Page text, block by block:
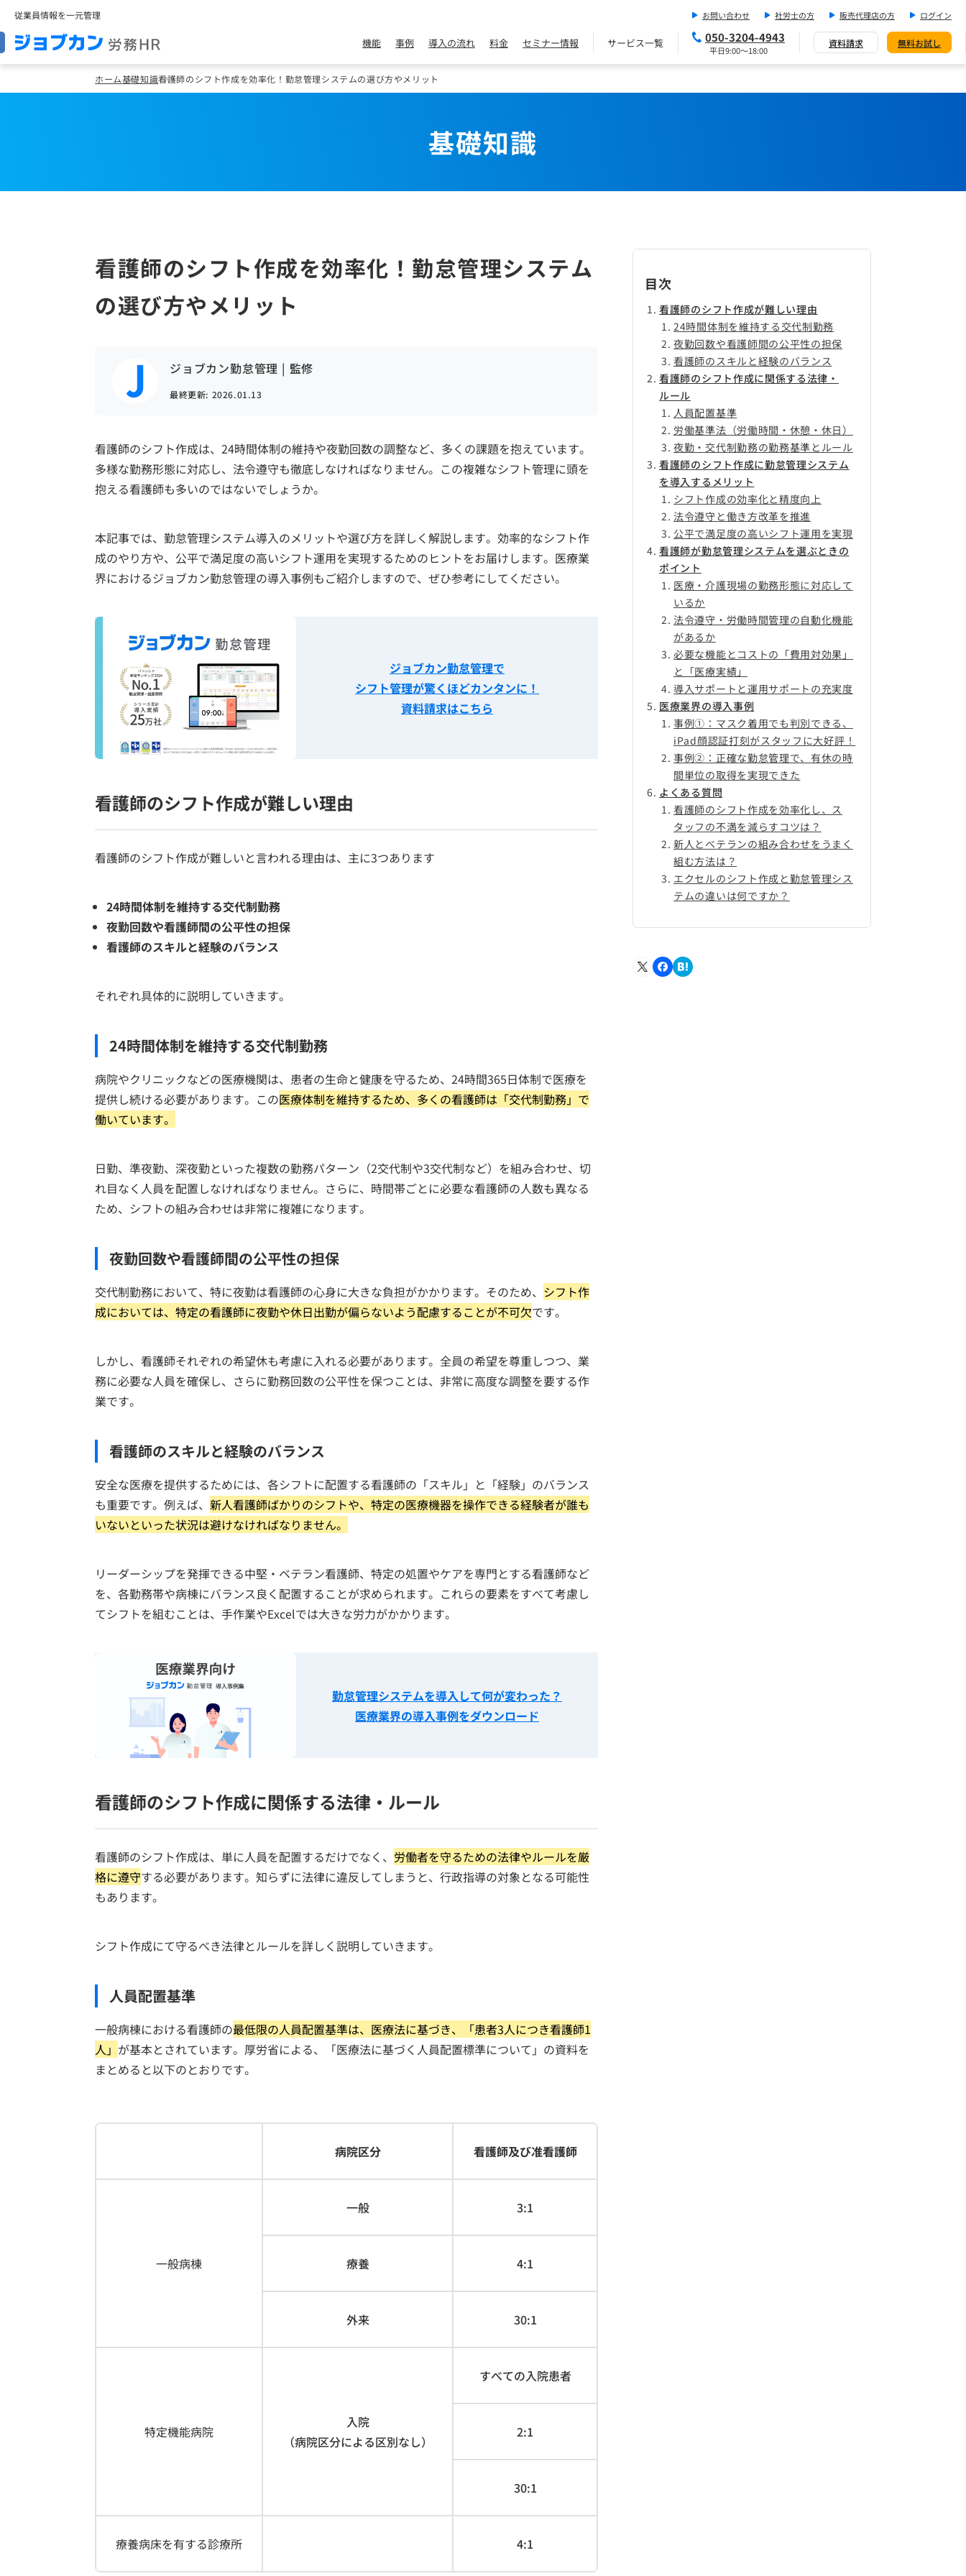
従業員情報を一元管理 お問い合わせ 社労士の方 販売代理店の方 ログイン
機能 事例 導入の流れ 料金 セミナー情報 サービス一覧 050-3204-4943
平日9:00～18:00
資料請求 無料お試し
ホーム基礎知識看護師のシフト作成を効率化！勤怠管理システムの選び方やメリット
基礎知識
看護師のシフト作成を効率化！勤怠管理システム
の選び方やメリット
ジョブカン勤怠管理 | 監修
最終更新: 2026.01.13
看護師のシフト作成は、24時間体制の維持や夜勤回数の調整など、多くの課題を抱えています。
多様な勤務形態に対応し、法令遵守も徹底しなければなりません。この複雑なシフト管理に頭を
抱える看護師も多いのではないでしょうか。
本記事では、勤怠管理システム導入のメリットや選び方を詳しく解説します。効率的なシフト作
成のやり方や、公平で満足度の高いシフト運用を実現するためのヒントをお届けします。医療業
界におけるジョブカン勤怠管理の導入事例もご紹介しますので、ぜひ参考にしてください。
ジョブカン勤怠管理で
シフト管理が驚くほどカンタンに！
資料請求はこちら
看護師のシフト作成が難しい理由
看護師のシフト作成が難しいと言われる理由は、主に3つあります
24時間体制を維持する交代制勤務
夜勤回数や看護師間の公平性の担保
看護師のスキルと経験のバランス
それぞれ具体的に説明していきます。
24時間体制を維持する交代制勤務
病院やクリニックなどの医療機関は、患者の生命と健康を守るため、24時間365日体制で医療を
提供し続ける必要があります。この医療体制を維持するため、多くの看護師は「交代制勤務」で
働いています。
日勤、準夜勤、深夜勤といった複数の勤務パターン（2交代制や3交代制など）を組み合わせ、切
れ目なく人員を配置しなければなりません。さらに、時間帯ごとに必要な看護師の人数も異なる
ため、シフトの組み合わせは非常に複雑になります。
夜勤回数や看護師間の公平性の担保
交代制勤務において、特に夜勤は看護師の心身に大きな負担がかかります。そのため、 シフト作
成においては、特定の看護師に夜勤や休日出勤が偏らないよう配慮することが不可欠です。
しかし、看護師それぞれの希望休も考慮に入れる必要があります。全員の希望を尊重しつつ、業
務に必要な人員を確保し、さらに勤務回数の公平性を保つことは、非常に高度な調整を要する作
業です。
看護師のスキルと経験のバランス
安全な医療を提供するためには、各シフトに配置する看護師の「スキル」と「経験」のバランス
も重要です。例えば、 新人看護師ばかりのシフトや、特定の医療機器を操作できる経験者が誰も
いないといった状況は避けなければなりません。
リーダーシップを発揮できる中堅・ベテラン看護師、特定の処置やケアを専門とする看護師など
を、各勤務帯や病棟にバランス良く配置することが求められます。これらの要素をすべて考慮し
てシフトを組むことは、手作業やExcelでは大きな労力がかかります。
勤怠管理システムを導入して何が変わった？
医療業界の導入事例をダウンロード
看護師のシフト作成に関係する法律・ルール
看護師のシフト作成は、単に人員を配置するだけでなく、 労働者を守るための法律やルールを厳
格に遵守する必要があります。知らずに法律に違反してしまうと、行政指導の対象となる可能性
もあります。
シフト作成にて守るべき法律とルールを詳しく説明していきます。
人員配置基準
一般病棟における看護師の最低限の人員配置基準は、医療法に基づき、「患者3人につき看護師1
人」 が基本とされています。厚労省による、「医療法に基づく人員配置標準について」の資料を
まとめると以下のとおりです。
病院区分 看護師及び准看護師
一般病棟
一般 3:1
療養 4:1
外来 30:1
特定機能病院
入院
（病院区分による区別なし）
すべての入院患者
2:1
30:1
療養病床を有する診療所 4:1
目次
看護師のシフト作成が難しい理由
24時間体制を維持する交代制勤務
夜勤回数や看護師間の公平性の担保
看護師のスキルと経験のバランス
看護師のシフト作成に関係する法律・
ルール
人員配置基準
労働基準法（労働時間・休憩・休日）
夜勤・交代制勤務の勤務基準とルール
看護師のシフト作成に勤怠管理システム
を導入するメリット
シフト作成の効率化と精度向上
法令遵守と働き方改革を推進
公平で満足度の高いシフト運用を実現
看護師が勤怠管理システムを選ぶときの
ポイント
医療・介護現場の勤務形態に対応して
いるか
法令遵守・労働時間管理の自動化機能
があるか
必要な機能とコストの「費用対効果」
と「医療実績」
導入サポートと運用サポートの充実度
医療業界の導入事例
事例①：マスク着用でも判別できる、
iPad顔認証打刻がスタッフに大好評！
事例②：正確な勤怠管理で、有休の時
間単位の取得を実現できた
よくある質問
看護師のシフト作成を効率化し、ス
タッフの不満を減らすコツは？
新人とベテランの組み合わせをうまく
組む方法は？
エクセルのシフト作成と勤怠管理シス
テムの違いは何ですか？